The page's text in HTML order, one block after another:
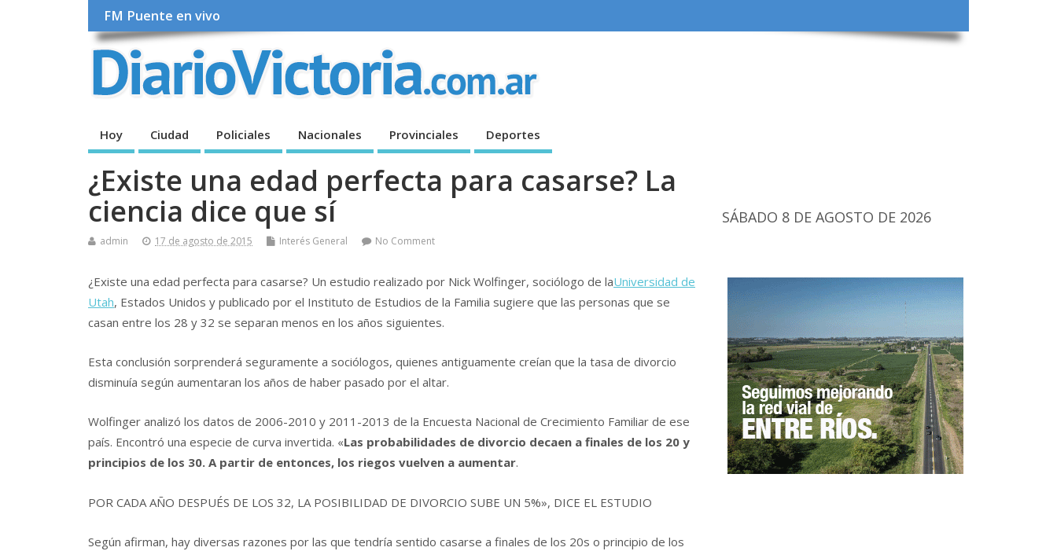
FM Puente en vivo
Hoy Ciudad Policiales Nacionales Provinciales Deportes
¿Existe una edad perfecta para casarse? La
ciencia dice que sí
admin 17 de agosto de 2015 Interés General No Comment
¿Existe una edad perfecta para casarse? Un estudio realizado por Nick Wolfinger, sociólogo de laUniversidad de
Utah, Estados Unidos y publicado por el Instituto de Estudios de la Familia sugiere que las personas que se
casan entre los 28 y 32 se separan menos en los años siguientes.
Esta conclusión sorprenderá seguramente a sociólogos, quienes antiguamente creían que la tasa de divorcio
disminuía según aumentaran los años de haber pasado por el altar.
Wolfinger analizó los datos de 2006-2010 y 2011-2013 de la Encuesta Nacional de Crecimiento Familiar de ese
país. Encontró una especie de curva invertida. «Las probabilidades de divorcio decaen a finales de los 20 y
principios de los 30. A partir de entonces, los riegos vuelven a aumentar.
POR CADA AÑO DESPUÉS DE LOS 32, LA POSIBILIDAD DE DIVORCIO SUBE UN 5%», DICE EL ESTUDIO
Según afirman, hay diversas razones por las que tendría sentido casarse a finales de los 20s o principio de los
SÁBADO 8 DE AGOSTO DE 2026